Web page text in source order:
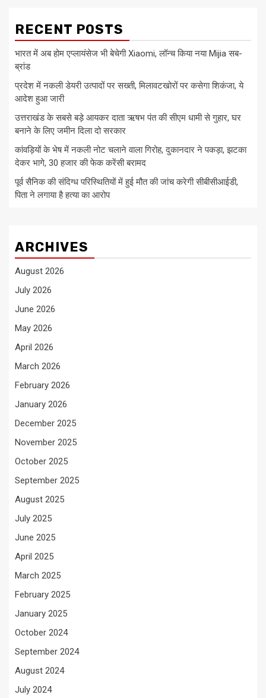
RECENT POSTS
भारत में अब होम एप्लायंसेज भी बेचेगी Xiaomi, लॉन्च किया नया Mijia सब-
ब्रांड
प्रदेश में नकली डेयरी उत्पादों पर सख्ती, मिलावटखोरों पर कसेगा शिकंजा, ये
आदेश हुआ जारी
उत्तराखंड के सबसे बड़े आयकर दाता ऋषभ पंत की सीएम धामी से गुहार, घर
बनाने के लिए जमीन दिला दो सरकार
कांवड़ियों के भेष में नकली नोट चलाने वाला गिरोह, दुकानदार ने पकड़ा, झटका
देकर भागे, 30 हजार की फेक करेंसी बरामद
पूर्व सैनिक की संदिग्ध परिस्थितियों में हुई मौत की जांच करेगी सीबीसीआईडी,
पिता ने लगाया है हत्या का आरोप
ARCHIVES
August 2026
July 2026
June 2026
May 2026
April 2026
March 2026
February 2026
January 2026
December 2025
November 2025
October 2025
September 2025
August 2025
July 2025
June 2025
April 2025
March 2025
February 2025
January 2025
October 2024
September 2024
August 2024
July 2024